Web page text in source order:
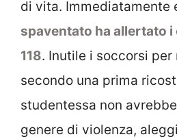
di vita. Immediatamente
spaventato ha allertato i
118. Inutile i soccorsi per
secondo una prima
studentessa non
genere di violenza,